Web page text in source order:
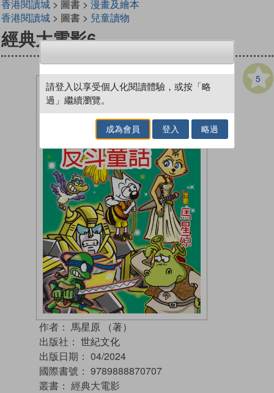
香港閱讀城> 圖書 > 漫畫及繪本
香港閱讀城> 圖書 > 兒童讀物
經典大電影6
5
作者： 馬星原 （著）
出版社： 世紀文化
出版日期： 04/2024
國際書號： 9789888870707
叢書： 經典大電影
請登入以享受個人化閱讀體驗，或按「略
過」繼續瀏覽。
成為會員 登入 略過